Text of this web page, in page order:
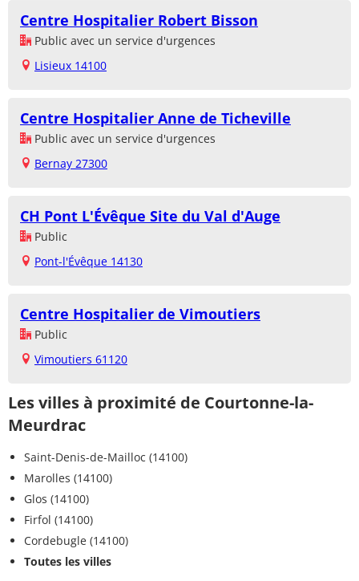
Centre Hospitalier Robert Bisson
Public avec un service d'urgences
Lisieux 14100
Centre Hospitalier Anne de Ticheville
Public avec un service d'urgences
Bernay 27300
CH Pont L'Évêque Site du Val d'Auge
Public
Pont-l'Évêque 14130
Centre Hospitalier de Vimoutiers
Public
Vimoutiers 61120
Les villes à proximité de Courtonne-la-
Meurdrac
Saint-Denis-de-Mailloc (14100)
Marolles (14100)
Glos (14100)
Firfol (14100)
Cordebugle (14100)
Toutes les villes